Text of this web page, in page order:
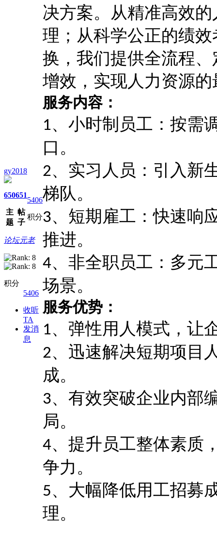
gy2018
650
主
题
651
帖
子
5406
积分
论坛元老
积分
5406
收听
TA
发消
息
决方案。从精准高效
理；从科学公正的绩
换，我们提供全流程
增效，实现人力资源
服务内容：
1、小时制员工：按需
口。
2、实习人员：引入新
梯队。
3、短期雇工：快速响
推进。
4、非全职员工：多元
场景。
服务优势：
1、弹性用人模式，让
2、迅速解决短期项目
成。
3、有效突破企业内部
局。
4、提升员工整体素质
争力。
5、大幅降低用工招募
理。